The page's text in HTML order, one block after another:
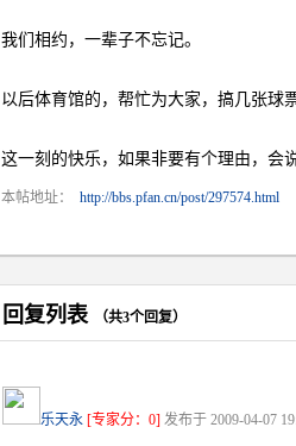
我们相约，一辈子不忘记。
以后体育馆的，帮忙为大家，搞几张球
这一刻的快乐，如果非要有个理由，会
本帖地址： http://bbs.pfan.cn/post/297574.html
回复列表 （共3个回复）
乐天永 [专家分：0] 发布于 2009-04-07